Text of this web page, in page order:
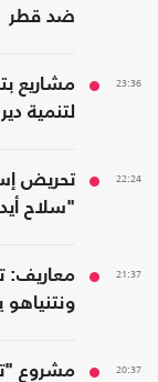
ضد قطر
23:36
مشاريع
لتنمية
22:24
تحريض
"سلاح
21:37
معاريف:
20:37
مشروع